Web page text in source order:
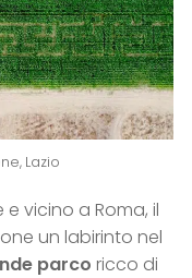
Lazio
vicino a Roma, il
un labirinto nel
parco ricco di